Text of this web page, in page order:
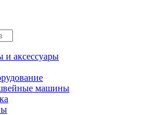
аксессуары
машины